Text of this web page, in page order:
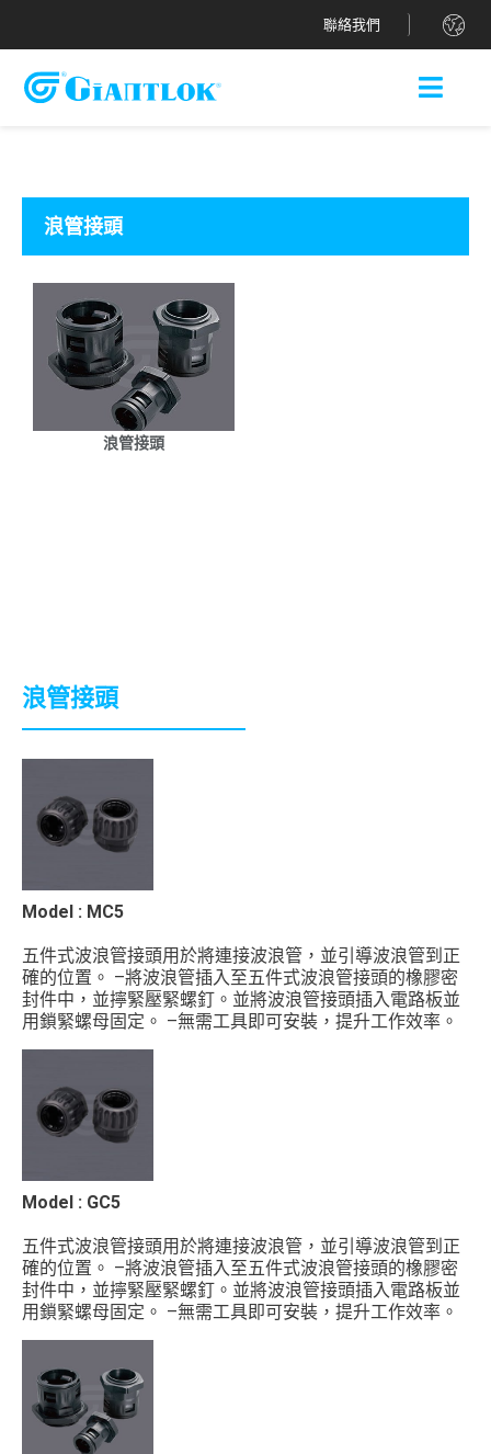
聯絡我們 .
浪管接頭
浪管接頭
浪管接頭
Model : MC5
五件式波浪管接頭用於將連接波浪管，並引導波浪管到正
確的位置。 –將波浪管插入至五件式波浪管接頭的橡膠密
封件中，並擰緊壓緊螺釘。並將波浪管接頭插入電路板並
用鎖緊螺母固定。 –無需工具即可安裝，提升工作效率。
材質 : UL Approved Polyamide 6.6, UL94 V2 + Washer:
EPDM顏色 : 黑色 ...
Model : GC5
五件式波浪管接頭用於將連接波浪管，並引導波浪管到正
確的位置。 –將波浪管插入至五件式波浪管接頭的橡膠密
封件中，並擰緊壓緊螺釘。並將波浪管接頭插入電路板並
用鎖緊螺母固定。 –無需工具即可安裝，提升工作效率。
材質 : UL Approved Polyamide 6.6, UL94 V2 + Washer:
EPDM顏色 : 黑色 ...